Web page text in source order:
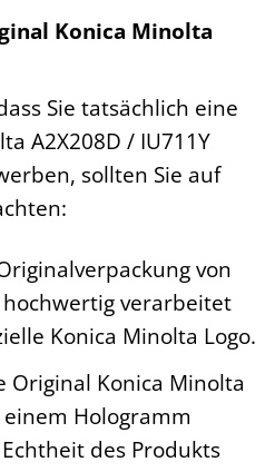
Konica Minolta
Sie tatsächlich eine
A2X208D / IU711Y
sollten Sie auf
von
verarbeitet
Konica Minolta Logo.
Original Konica Minolta
Hologramm
des Produkts